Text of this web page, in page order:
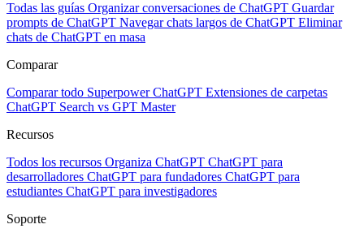
Todas las guías Organizar conversaciones de ChatGPT Guardar
prompts de ChatGPT Navegar chats largos de ChatGPT Eliminar
chats de ChatGPT en masa
Comparar
Comparar todo Superpower ChatGPT Extensiones de carpetas
ChatGPT Search vs GPT Master
Recursos
Todos los recursos Organiza ChatGPT ChatGPT para
desarrolladores ChatGPT para fundadores ChatGPT para
estudiantes ChatGPT para investigadores
Soporte